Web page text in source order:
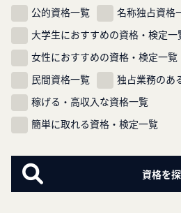
公的資格一覧 名称独占資格
大学生におすすめの資格・検定一
女性におすすめの資格・検定一覧
民間資格一覧
独占業務のあ
稼げる・高収入な資格一覧
簡単に取れる資格・検定一覧